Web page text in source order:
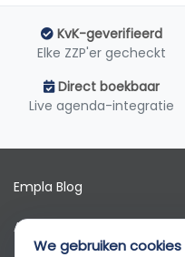
KvK-geverifieerd
Elke ZZP'er gecheckt
Direct boekbaar
Live agenda-integratie
Empla Blog
Algemene voorwaarden
We gebruiken cookies